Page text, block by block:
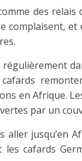
des
complaisent,
en Afrique.
par un
aller jusqu’en
les cafards